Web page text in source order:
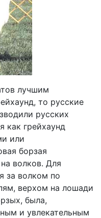
лучшим
то русские
русских
как грейхаунд
или
борзая
волков. Для
за волком по
верхом на лошади
была,
и увлекательным